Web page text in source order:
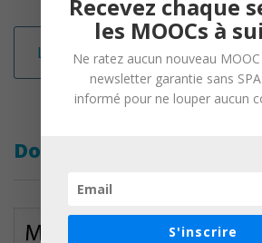
Lire la suite
Doctorat et Poursuite de
Recevez chaque
les MOOCs à
Ne ratez aucun nouveau
newsletter garantie sans
informé pour ne louper aucun
S'inscrire